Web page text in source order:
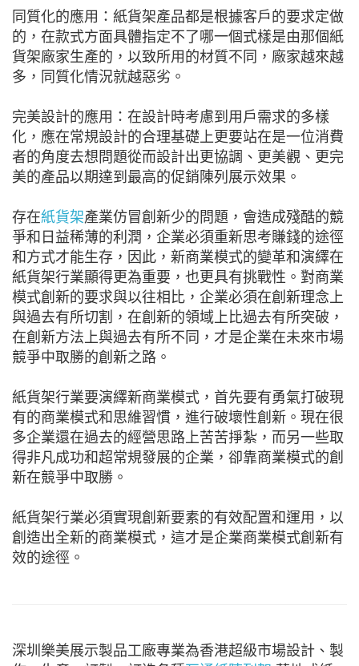
同質化的應用：紙貨架產品都是根據客戶的要求定做
的，在款式方面具體指定不了哪一個式樣是由那個紙
貨架廠家生產的，以致所用的材質不同，廠家越來越
多，同質化情況就越惡劣。
完美設計的應用：在設計時考慮到用戶需求的多樣
化，應在常規設計的合理基礎上更要站在是一位消費
者的角度去想問題從而設計出更協調、更美觀、更完
美的產品以期達到最高的促銷陳列展示效果。
存在紙貨架產業仿冒創新少的問題，會造成殘酷的競
爭和日益稀薄的利潤，企業必須重新思考賺錢的途徑
和方式才能生存，因此，新商業模式的變革和演繹在
紙貨架行業顯得更為重要，也更具有挑戰性。對商業
模式創新的要求與以往相比，企業必須在創新理念上
與過去有所切割，在創新的領域上比過去有所突破，
在創新方法上與過去有所不同，才是企業在未來市場
競爭中取勝的創新之路。
紙貨架行業要演繹新商業模式，首先要有勇氣打破現
有的商業模式和思維習慣，進行破壞性創新。現在很
多企業還在過去的經營思路上苦苦掙紮，而另一些取
得非凡成功和超常規發展的企業，卻靠商業模式的創
新在競爭中取勝。
紙貨架行業必須實現創新要素的有效配置和運用，以
創造出全新的商業模式，這才是企業商業模式創新有
效的途徑。
深圳樂美展示製品工廠專業為香港超級市場設計、製